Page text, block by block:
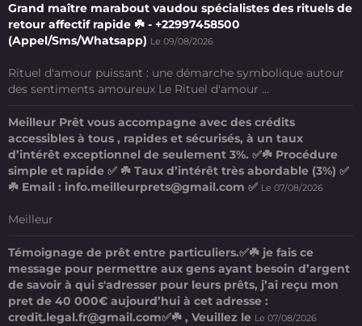
Grand maître marabout vaudou spécialistes des rituels de
retour affectif rapide ☘️ - +22997458500
(Appel/Sms/Whatsapp) Le 09/08/2026
Rituel d'amour puissant : une démarche symbolique autour
des sentiments amoureux Le Rituel d'amour ...
Meilleur Prêt vous accompagne avec des crédits
accessibles à tous , rapides et sécurisés, à un taux
d’intérêt exceptionnel de seulement 3%. ✅☘️ Procédure
simple et rapide ✅ ☘️ Taux d’intérêt très abordable (3%) ✅
☘️ Email : info.meilleurprets@gmail.com ✅ Le 07/08/2026
Meilleur
Témoignage de prêt entre particuliers.✅☘️ je fais ce
message pour permettre aux gens ayant besoin d’argent
de savoir à qui s'adresser pour leurs prêts, j’ai reçu mon
pret de 40 000€ aujourd’hui à cet adresse :
credit.legal.fr@gmail.com✅☘️ , Veuillez le Le 07/08/2026